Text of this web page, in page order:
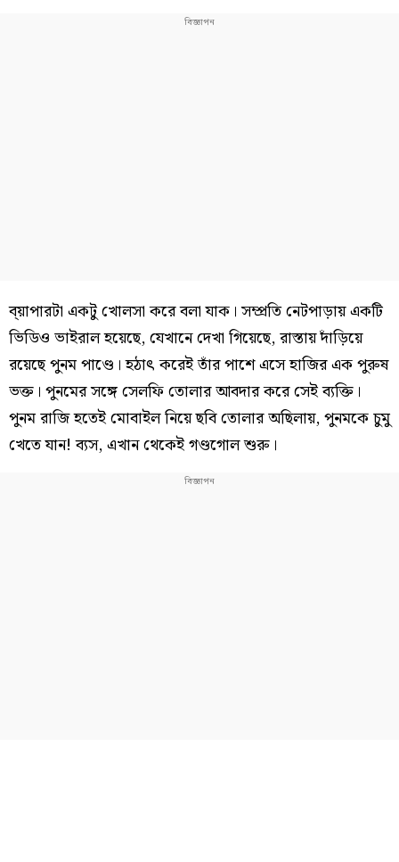
ব্য়াপারটা একটু খোলসা করে বলা যাক। সম্প্রতি নেটপাড়ায় একটি
ভিডিও ভাইরাল হয়েছে, যেখানে দেখা গিয়েছে, রাস্তায় দাঁড়িয়ে
রয়েছে পুনম পাণ্ডে। হঠাৎ করেই তাঁর পাশে এসে হাজির এক পুরুষ
ভক্ত। পুনমের সঙ্গে সেলফি তোলার আবদার করে সেই ব্যক্তি।
পুনম রাজি হতেই মোবাইল নিয়ে ছবি তোলার অছিলায়, পুনমকে চুমু
খেতে যান! ব্যস, এখান থেকেই গণ্ডগোল শুরু।